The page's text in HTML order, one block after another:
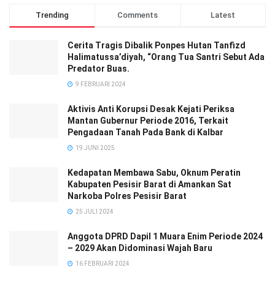
Trending Comments Latest
Cerita Tragis Dibalik Ponpes Hutan Tanfizd
Halimatussa’diyah, “Orang Tua Santri Sebut Ada
Predator Buas.
9 FEBRUARI 2024
Aktivis Anti Korupsi Desak Kejati Periksa
Mantan Gubernur Periode 2016, Terkait
Pengadaan Tanah Pada Bank di Kalbar
19 JUNI 2025
Kedapatan Membawa Sabu, Oknum Peratin
Kabupaten Pesisir Barat di Amankan Sat
Narkoba Polres Pesisir Barat
25 JULI 2024
Anggota DPRD Dapil 1 Muara Enim Periode 2024
– 2029 Akan Didominasi Wajah Baru
16 FEBRUARI 2024